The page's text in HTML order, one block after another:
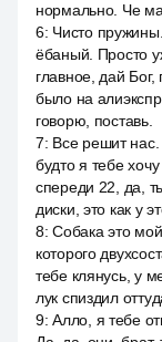
нормально. Че
6: Чисто
ёбаный. Просто
главное, дай
было на
говорю, поставь.
7: Все решит нас.
будто я тебе
спереди 22, да,
диски, это как у
8:Собака это
которого
тебе клянусь, у
лук спиздил
9:Алло, я тебе